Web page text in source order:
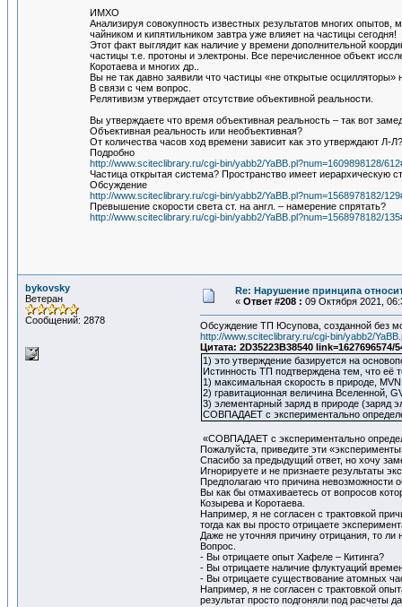
ИМХО
Анализируя совокупность известных результатов многих
чайником и кипятильником завтра уже влияет на частицы сегодня!
Этот факт выглядит как наличие у времени дополнительной
частицы т.е. протоны и электроны. Все перечисленное объект
Коротаева и многих др..
Вы не так давно заявили что частицы «не открытые
В связи с чем вопрос.
Релятивизм утверждает отсутствие объективной реальности.
Вы утверждаете что время объективная реальность – так вот
Объективная реальность или необъективная?
От количества часов ход времени зависит как это утверждают Л-Л?
Подробно
http://www.sciteclibrary.ru/cgi-bin/yabb2/YaBB.pl?num=1609898128/
Частица открытая система? Пространство имеет иерархическую
Обсуждение
http://www.sciteclibrary.ru/cgi-bin/yabb2/YaBB.pl?num=1568978182/
Превышение скорости света ст. на англ. – намерение спрятать?
http://www.sciteclibrary.ru/cgi-bin/yabb2/YaBB.pl?num=1568978182/
bykovsky
Ветеран
Сообщений: 2878
Re: Нарушение принципа
« Ответ #208 : 09 Октября 2021,
Обсуждение ТП Юсупова, созданной без
http://www.sciteclibrary.ru/cgi-bin/yabb2/
Цитата: 2D35223B38540 link=1627696574/
1) это утверждение базируется на
Истинность ТП подтверждена тем, что её
1) максимальная скорость в природе,
2) гравитационная величина Вселенной,
3) элементарный заряд в природе (заряд
СОВПАДАЕТ с экспериментально
«СОВПАДАЕТ с экспериментально
Пожалуйста, приведите эти
Спасибо за предыдущий ответ, но хочу
Игнорируете и не признаете результаты
Предполагаю что причина невозможности
Вы как бы отмахиваетесь от вопросов
Козырева и Коротаева.
Например, я не согласен с трактовкой
тогда как вы просто отрицаете
Даже не уточняя причину отрицания, то
Вопрос.
- Вы отрицаете опыт Хафеле – Китинга?
- Вы отрицаете наличие флуктуаций
- Вы отрицаете существование атомных
Например, я не согласен с трактовкой
результат просто подгоняли под расчеты